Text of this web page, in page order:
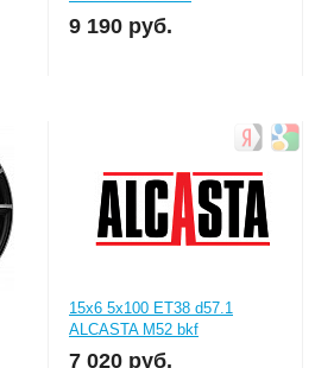
9 190 руб.
15x6 5x100 ET38 d57.1
ALCASTA M52 bkf
7 020 руб.